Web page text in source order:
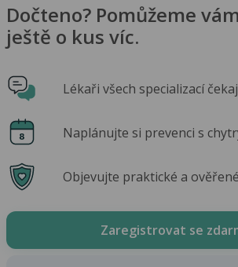
Dočteno? Pomůžeme vám
ještě o kus víc.
Lékaři všech specializací
Naplánujte si prevenci s
Objevujte praktické a
Zaregistrovat se